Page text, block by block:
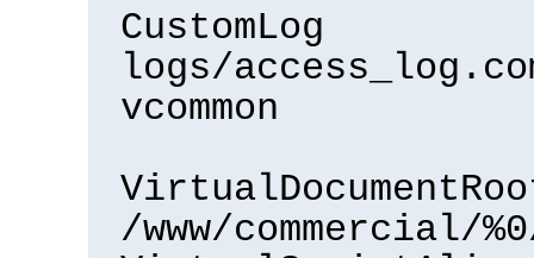
CustomLog
logs/
vcommon
/www/commercial/